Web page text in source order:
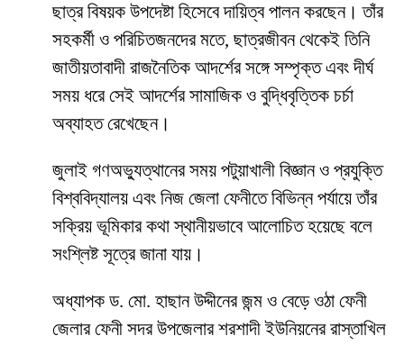
ছাত্র বিষয়ক উপদেষ্টা হিসেবে দায়িত্ব পালন করছেন। তাঁর
সহকর্মী ও পরিচিতজনদের মতে, ছাত্রজীবন থেকেই তিনি
জাতীয়তাবাদী রাজনৈতিক আদর্শের সঙ্গে সম্পৃক্ত এবং দীর্ঘ
সময় ধরে সেই আদর্শের সামাজিক ও বুদ্ধিবৃত্তিক চর্চা
অব্যাহত রেখেছেন।
জুলাই গণঅভ্যুত্থানের সময় পটুয়াখালী বিজ্ঞান ও প্রযুক্তি
বিশ্ববিদ্যালয় এবং নিজ জেলা ফেনীতে বিভিন্ন পর্যায়ে তাঁর
সক্রিয় ভূমিকার কথা স্থানীয়ভাবে আলোচিত হয়েছে বলে
সংশ্লিষ্ট সূত্রে জানা যায়।
অধ্যাপক ড. মো. হাছান উদ্দীনের জন্ম ও বেড়ে ওঠা ফেনী
জেলার ফেনী সদর উপজেলার শরশাদী ইউনিয়নের রাস্তাখিল